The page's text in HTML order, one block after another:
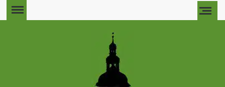
Skip
to